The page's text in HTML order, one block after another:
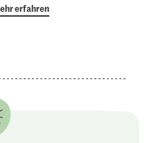
erfahren